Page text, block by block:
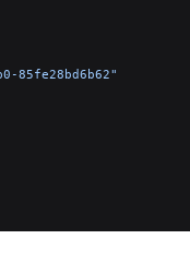
85fe28bd6b62"